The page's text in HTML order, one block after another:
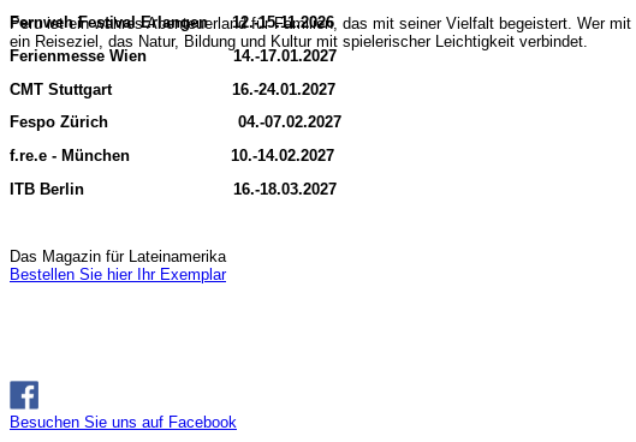
Peru ist ein wahres Abenteuerland für Familien, das mit seiner Vielfalt begeistert. Wer
ein Reiseziel, das Natur, Bildung und Kultur mit spielerischer Leichtigkeit verbindet.
Fernweh Festival Erlangen 12.-15.11.2026
Ferienmesse Wien 14.-17.01.2027
CMT Stuttgart 16.-24.01.2027
Fespo Zürich 04.-07.02.2027
f.re.e - München 10.-14.02.2027
ITB Berlin 16.-18.03.2027
Das Magazin für Lateinamerika
Bestellen Sie hier Ihr Exemplar
Besuchen Sie uns auf Facebook